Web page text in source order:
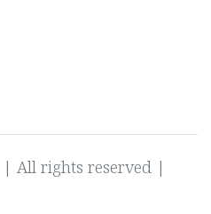
All rights reserved |